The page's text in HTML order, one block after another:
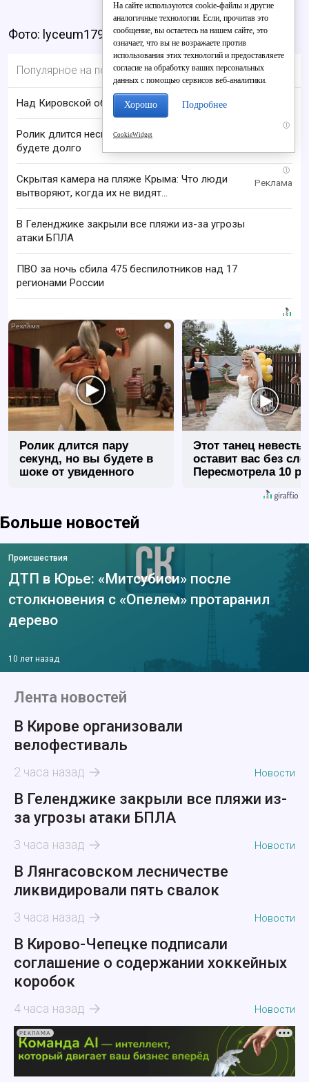
Фото: lyceum179.ru
Популярное на портале
Над Кировской областью сбили БПЛА
i
Ролик длится несколько секунд, а смеяться вы
будете долго
i
Скрытая камера на пляже Крыма: Что люди
вытворяют, когда их не видят...
В Геленджике закрыли все пляжи из-за угрозы
атаки БПЛА
ПВО за ночь сбила 475 беспилотников над 17
регионами России
i
Ролик длится пару
секунд, но вы будете в
шоке от увиденного
Этот танец невесты
оставит вас без
Пересмотрела 10
Больше новостей
Происшествия
ДТП в Юрье: «Митсубиси» после
столкновения с «Опелем» протаранил
дерево
10 лет назад
Лента новостей
В Кирове организовали
велофестиваль
2 часа назад Новости
В Геленджике закрыли все пляжи из-
за угрозы атаки БПЛА
3 часа назад Новости
В Лянгасовском лесничестве
ликвидировали пять свалок
3 часа назад Новости
В Кирово-Чепецке подписали
соглашение о содержании хоккейных
коробок
4 часа назад Новости
РЕКЛАМА
На сайте используются cookie-файлы и другие
аналогичные технологии. Если, прочитав это
сообщение, вы остаетесь на нашем сайте, это
означает, что вы не возражаете против
использования этих технологий и предоставляете
согласие на обработку ваших персональных
данных с помощью сервисов веб-аналитики.
Хорошо Подробнее
CookieWidget